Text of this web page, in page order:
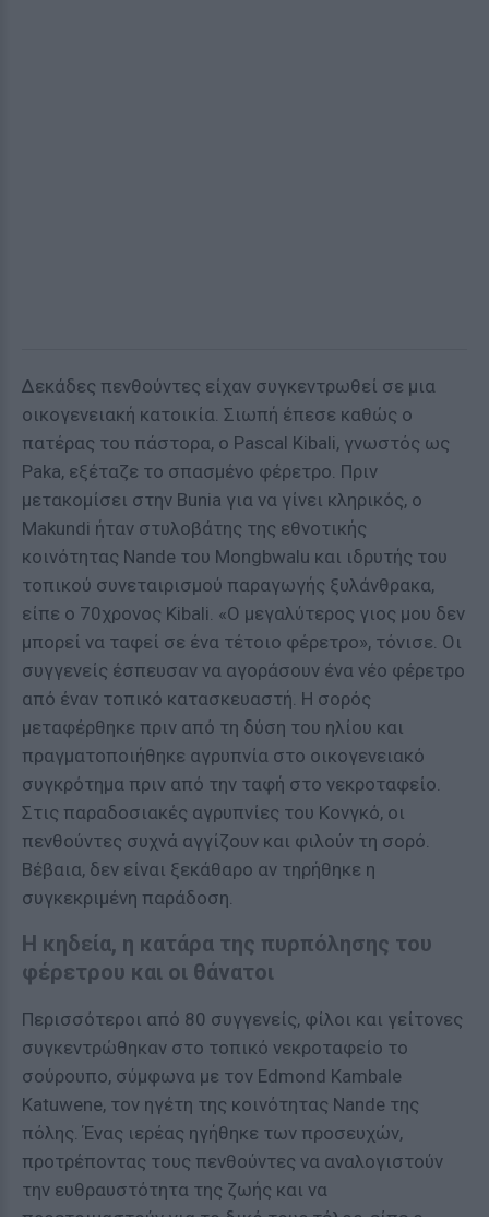
Δεκάδες πενθούντες είχαν συγκεντρωθεί σε μια
οικογενειακή κατοικία. Σιωπή έπεσε καθώς ο
πατέρας του πάστορα, ο Pascal Kibali, γνωστός ως
Paka, εξέταζε το σπασμένο φέρετρο. Πριν
μετακομίσει στην Bunia για να γίνει κληρικός, ο
Makundi ήταν στυλοβάτης της εθνοτικής
κοινότητας Nande του Mongbwalu και ιδρυτής του
τοπικού συνεταιρισμού παραγωγής ξυλάνθρακα,
είπε ο 70χρονος Kibali. «Ο μεγαλύτερος γιος μου δεν
μπορεί να ταφεί σε ένα τέτοιο φέρετρο», τόνισε. Οι
συγγενείς έσπευσαν να αγοράσουν ένα νέο φέρετρο
από έναν τοπικό κατασκευαστή. Η σορός
μεταφέρθηκε πριν από τη δύση του ηλίου και
πραγματοποιήθηκε αγρυπνία στο οικογενειακό
συγκρότημα πριν από την ταφή στο νεκροταφείο.
Στις παραδοσιακές αγρυπνίες του Κονγκό, οι
πενθούντες συχνά αγγίζουν και φιλούν τη σορό.
Βέβαια, δεν είναι ξεκάθαρο αν τηρήθηκε η
συγκεκριμένη παράδοση.
Η κηδεία, η κατάρα της πυρπόλησης του
φέρετρου και οι θάνατοι
Περισσότεροι από 80 συγγενείς, φίλοι και γείτονες
συγκεντρώθηκαν στο τοπικό νεκροταφείο το
σούρουπο, σύμφωνα με τον Edmond Kambale
Katuwene, τον ηγέτη της κοινότητας Nande της
πόλης. Ένας ιερέας ηγήθηκε των προσευχών,
προτρέποντας τους πενθούντες να αναλογιστούν
την ευθραυστότητα της ζωής και να